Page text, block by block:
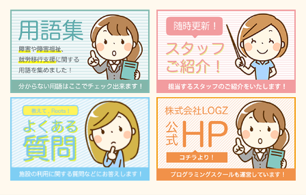
ウ
ィ
ン
ド
ウ
で
開
き
ま
す)
て
く
だ
さ
い
(新
し
い
ウ
ィ
ン
ド
ウ
で
開
き
ま
す)